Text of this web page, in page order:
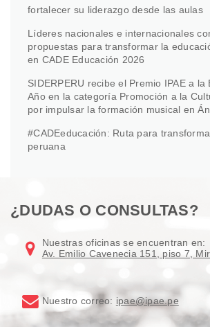
fortalecer su liderazgo desde las aulas
Líderes nacionales e internacionales
propuestas para transformar la
en CADE Educación 2026
SIDERPERU recibe el Premio IPAE a la
Año en la categoría Promoción a la
por impulsar la formación musical en
#CADEeducación: Ruta para
peruana
¿DUDAS O CONSULTAS?
Nuestras oficinas se encuentran en:
Av. Emilio Cavenecia 151, piso 7,
Nuestro correo: ipae@ipae.pe